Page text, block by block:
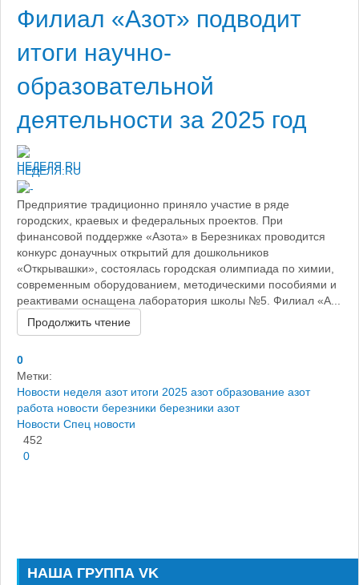
Филиал «Азот» подводит
итоги научно-
образовательной
деятельности за 2025 год
НЕДЕЛЯ.RU
Предприятие традиционно приняло участие в ряде
городских, краевых и федеральных проектов. При
финансовой поддержке «Азота» в Березниках проводится
конкурс донаучных открытий для дошкольников
«Открывашки», состоялась городская олимпиада по химии,
современным оборудованием, методическими пособиями и
реактивами оснащена лаборатория школы №5. Филиал «А...
Продолжить чтение
0
Метки:
Новости неделя азот итоги 2025 азот образование азот
работа новости березники березники азот
Новости Спец новости
452
0
НАША ГРУППА VK